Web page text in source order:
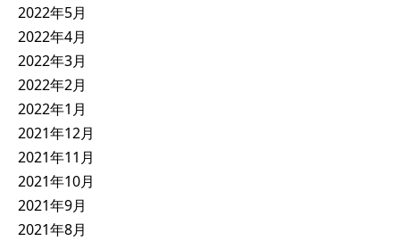
2022年5月
2022年4月
2022年3月
2022年2月
2022年1月
2021年12月
2021年11月
2021年10月
2021年9月
2021年8月